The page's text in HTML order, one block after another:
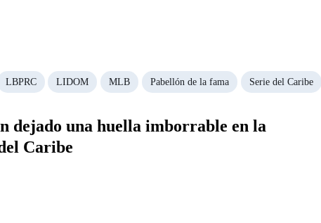
LBPRC LIDOM MLB Pabellón de la fama Serie del Caribe
dejado una huella imborrable en la
Caribe